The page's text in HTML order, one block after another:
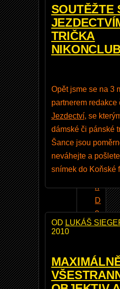
SOUTĚŽTE
TRIČKA
Opět jsme se na 3
partnerem redakce
Jezdectví, se
dámské či pánské
Šance jsou
neváhejte a
snímek do Koňské
OD LUKÁŠ
2010
z
n
a
A
g
r
o
N
i
k
o
n
D
8
1
N
i
k